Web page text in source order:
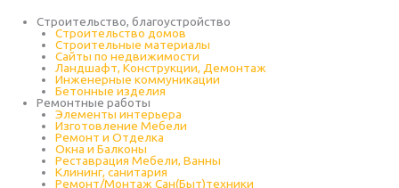
Строительство, благоустройство
Строительство домов
Строительные материалы
Сайты по недвижимости
Ландшафт, Конструкции, Демонтаж
Инженерные коммуникации
Бетонные изделия
Ремонтные работы
Элементы интерьера
Изготовление Мебели
Ремонт и Отделка
Окна и Балконы
Реставрация Мебели, Ванны
Клининг, санитария
Ремонт/Монтаж Сан(Быт)техники